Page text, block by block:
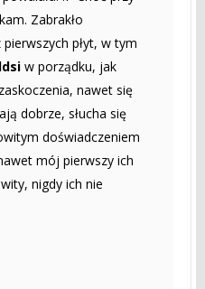
Zabrakło
płyt, w tym
w porządku, jak
nawet się
dobrze, słucha się
doświadczeniem
mój pierwszy ich
nigdy ich nie